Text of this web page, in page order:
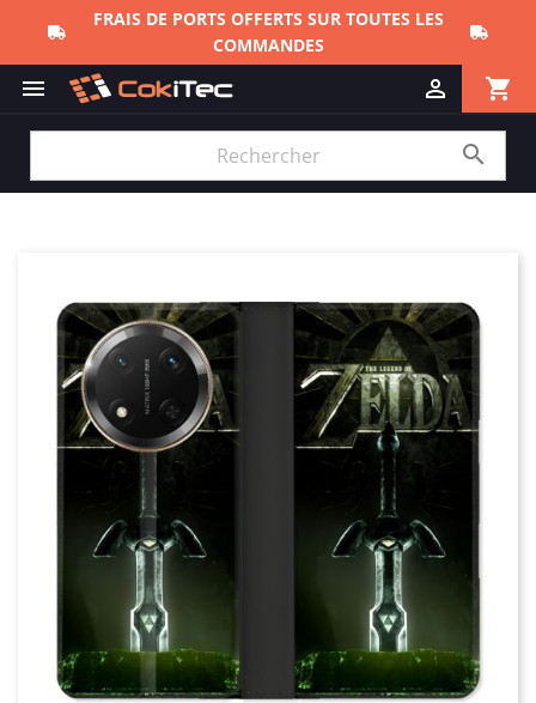
FRAIS DE PORTS OFFERTS SUR TOUTES LES
COMMANDES
 shopping_cart

